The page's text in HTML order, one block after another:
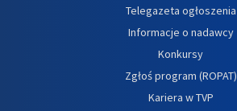
Telegazeta ogłoszenia
Informacje o nadawcy
Konkursy
Zgłoś program (ROPAT)
Kariera w TVP